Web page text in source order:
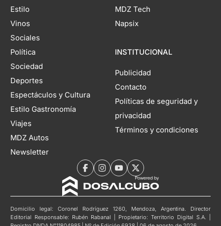
Estilo
Vinos
Sociales
Política
Sociedad
Deportes
Espectáculos y Cultura
Estilo Gastronomía
Viajes
MDZ Autos
Newsletter
MDZ Tech
Napsix
INSTITUCIONAL
Publicidad
Contacto
Políticas de seguridad y
privacidad
Términos y condiciones
Domicilio legal: Coronel Rodríguez 1260, Mendoza, Argentina. Director
Editorial Responsable: Rubén Rabanal | Propietario: Territorio Digital S.A. |